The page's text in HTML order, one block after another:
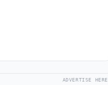
ADVERTISE HERE